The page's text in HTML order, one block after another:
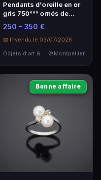
Pendants d'oreille en or
gris 750°°° ornés de
gouttes - Élégance
intemporelle
250 – 350 €
📅 Invendu le 03/07/2026
Objets d'art & Curiosités
Montpellier
Bonne affaire